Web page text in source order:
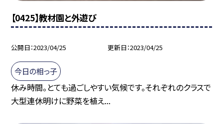
【0425】教材園と外遊び
公開日 2023/04/25 更新日 2023/04/25
今日の相っ子
休み時間。とても過ごしやすい気候です。それぞれのクラスで
大型連休明けに野菜を植え...